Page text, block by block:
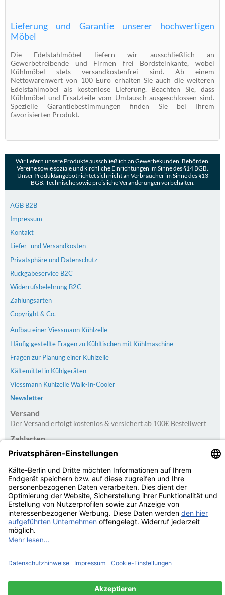
Lieferung und Garantie unserer hochwertigen
Möbel
Die Edelstahlmöbel liefern wir ausschließlich an
Gewerbetreibende und Firmen frei Bordsteinkante, wobei
Kühlmöbel stets versandkostenfrei sind. Ab einem
Nettowarenwert von 100 Euro erhalten Sie auch die weiteren
Edelstahlmöbel als kostenlose Lieferung. Beachten Sie, dass
Kühlmöbel und Ersatzteile vom Umtausch ausgeschlossen sind.
Spezielle Garantiebestimmungen finden Sie bei Ihrem
favorisierten Produkt.
Wir liefern unsere Produkte ausschließlich an Gewerbekunden, Behörden,
Vereine sowie soziale und kirchliche Einrichtungen im Sinne des §14 BGB.
Unser Produktangebot richtet sich nicht an Verbraucher im Sinne des §13
BGB. Technische sowie preisliche Veränderungen vorbehalten.
AGB B2B
Impressum
Kontakt
Liefer- und Versandkosten
Privatsphäre und Datenschutz
Rückgabeservice B2C
Widerrufsbelehrung B2C
Zahlungsarten
Copyright & Co.
Aufbau einer Viessmann Kühlzelle
Häufig gestellte Fragen zu Kühltischen mit Kühlmaschine
Fragen zur Planung einer Kühlzelle
Kältemittel in Kühlgeräten
Viessmann Kühlzelle Walk-In-Cooler
Newsletter
Versand
Der Versand erfolgt kostenlos & versichert ab 100€ Bestellwert
Zahlarten
PayPal | Rechnung | Kreditkarte | Vorkasse
4.75/5.00 bei20 Bewertungen
Kaelte-Berlin.com Kundenbewertungen | Trusted Shops
© Kälte-Berlin Inhaber: Christian Berg 2026
eCommerce Engine © 2026